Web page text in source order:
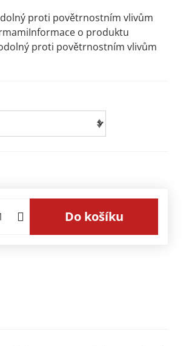
proti povětrnostním vlivům
o produktu
proti povětrnostním vlivům
Do košíku